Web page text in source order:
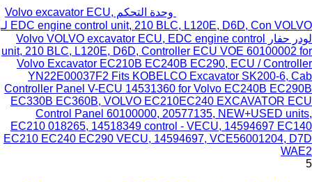
وحدة التحكم Volvo excavator ECU,
EDC engine control unit, 210 BLC, L120E, D6D, Con VOLVO لـ
لودر حفار Volvo VOLVO excavator ECU, EDC engine control
unit, 210 BLC, L120E, D6D, Controller ECU VOE 60100002 for
Volvo Excavator EC210B EC240B EC290, ECU / Controller
YN22E00037F2 Fits KOBELCO Excavator SK200-6, Cab
Controller Panel V-ECU 14531360 for Volvo EC240B EC290B
EC330B EC360B, VOLVO EC210EC240 EXCAVATOR ECU
Control Panel 60100000, 20577135, NEW+USED units,
EC210 018265, 14518349 control - VECU, 14594697 EC140
EC210 EC240 EC290 VECU, 14594697, VCE56001204, D7D
WAE2
5